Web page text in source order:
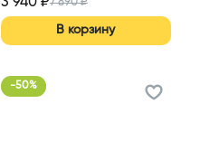
В корзину
-50%